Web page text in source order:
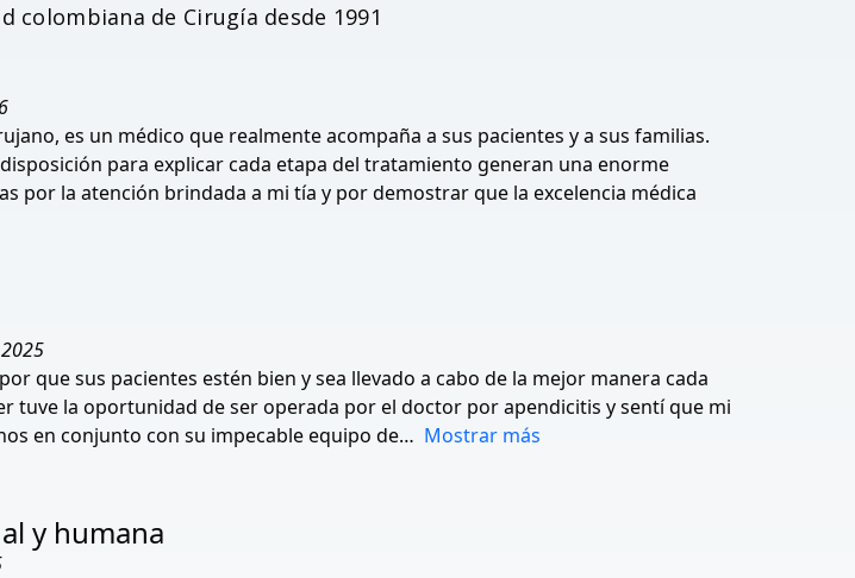
colombiana de Cirugía desde 1991
es un médico que realmente acompaña a sus pacientes y a sus familias.
para explicar cada etapa del tratamiento generan una enorme
por la atención brindada a mi tía y por demostrar que la excelencia médica
que sus pacientes estén bien y sea llevado a cabo de la mejor manera cada
tuve la oportunidad de ser operada por el doctor por apendicitis y sentí que mi
en conjunto con su impecable equipo de
Mostrar más
y humana